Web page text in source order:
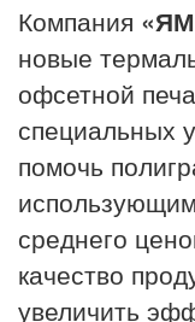
Компания
новые
офсетной
специальных
помочь
среднего
качество
увеличить